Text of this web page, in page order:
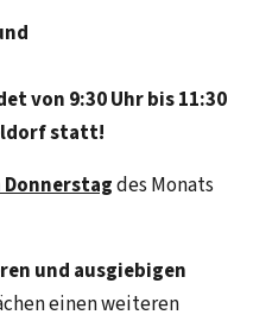
von 9:30 Uhr bis 11:30
statt!
des Monats
und ausgiebigen
einen weiteren